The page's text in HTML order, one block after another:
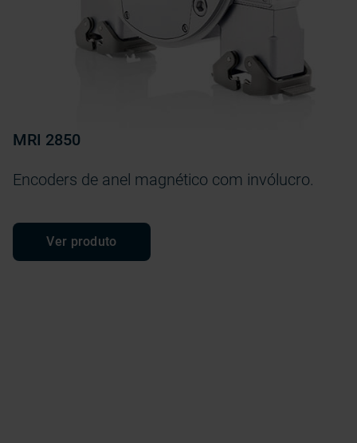
MRI 2850
Encoders de anel magnético com invólucro.
Ver produto